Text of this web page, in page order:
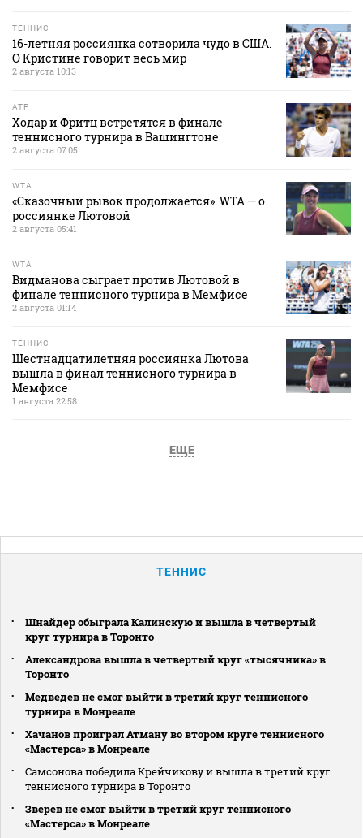
ТЕННИС
16-летняя россиянка сотворила чудо в США.
О Кристине говорит весь мир
2 августа 10:13
ATP
Ходар и Фритц встретятся в финале
теннисного турнира в Вашингтоне
2 августа 07:05
WTA
«Сказочный рывок продолжается». WTA — о
россиянке Лютовой
2 августа 05:41
WTA
Видманова сыграет против Лютовой в
финале теннисного турнира в Мемфисе
2 августа 01:14
ТЕННИС
Шестнадцатилетняя россиянка Лютова
вышла в финал теннисного турнира в
Мемфисе
1 августа 22:58
ЕЩЕ
ТЕННИС
Шнайдер обыграла Калинскую и вышла в четвертый
круг турнира в Торонто
Александрова вышла в четвертый круг «тысячника» в
Торонто
Медведев не смог выйти в третий круг теннисного
турнира в Монреале
Хачанов проиграл Атману во втором круге теннисного
«Мастерса» в Монреале
Самсонова победила Крейчикову и вышла в третий круг
теннисного турнира в Торонто
Зверев не смог выйти в третий круг теннисного
«Мастерса» в Монреале